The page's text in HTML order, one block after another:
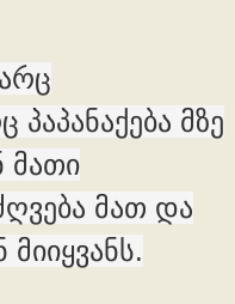
მზე
მათი
მათ და